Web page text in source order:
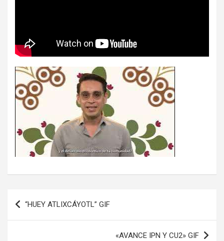
Navegación
de
“HUEY ATLIXCÁYOTL” GIF
«AVANCE IPN Y CU2» GIF